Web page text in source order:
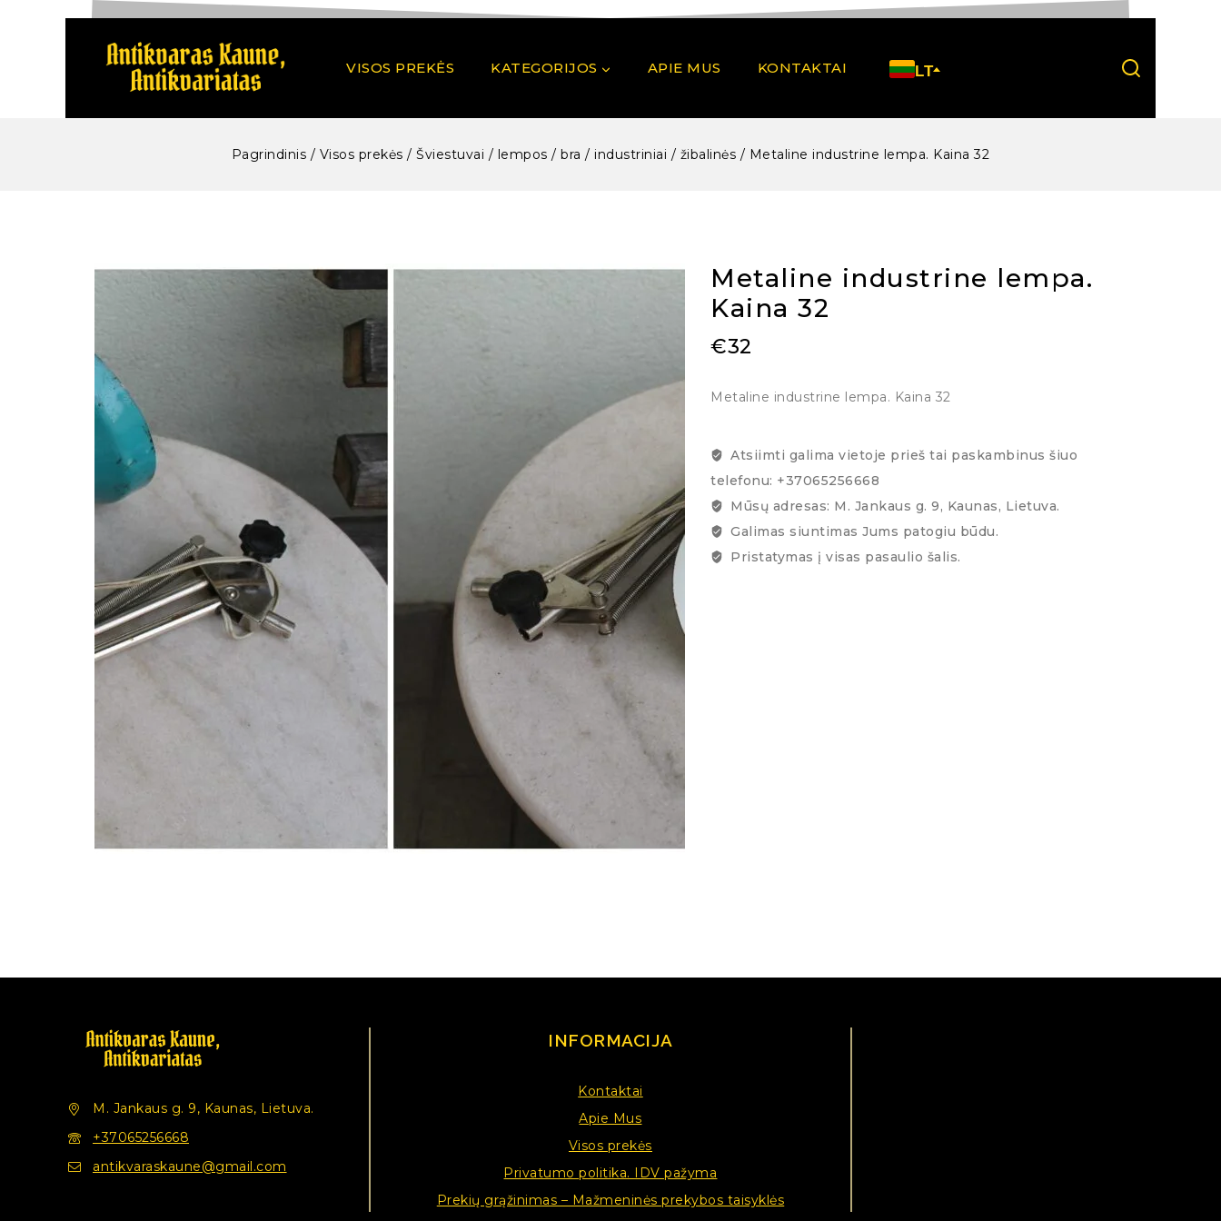
VISOS PREKĖS KATEGORIJOS APIE MUS KONTAKTAI LT
Pagrindinis / Visos prekės / Šviestuvai / lempos / bra / industriniai / žibalinės / Metaline industrine lempa. Kaina 32
Metaline industrine lempa.
Kaina 32
€32
Metaline industrine lempa. Kaina 32
Atsiimti galima vietoje prieš tai paskambinus šiuo
telefonu: +37065256668
Mūsų adresas: M. Jankaus g. 9, Kaunas, Lietuva.
Galimas siuntimas Jums patogiu būdu.
Pristatymas į visas pasaulio šalis.
M. Jankaus g. 9, Kaunas, Lietuva.
+37065256668
antikvaraskaune@gmail.com
INFORMACIJA
Kontaktai
Apie Mus
Visos prekės
Privatumo politika. IDV pažyma
Prekių grąžinimas – Mažmeninės prekybos taisyklės